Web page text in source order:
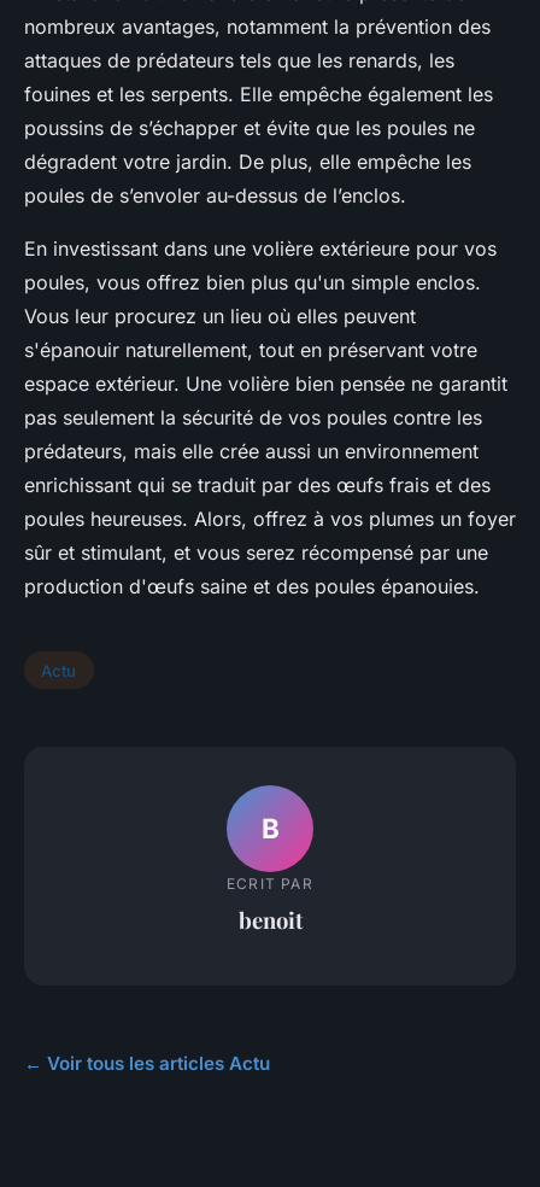
nombreux avantages, notamment la prévention des
attaques de prédateurs tels que les renards, les
fouines et les serpents. Elle empêche également les
poussins de s’échapper et évite que les poules ne
dégradent votre jardin. De plus, elle empêche les
poules de s’envoler au-dessus de l’enclos.
En investissant dans une volière extérieure pour vos
poules, vous offrez bien plus qu'un simple enclos.
Vous leur procurez un lieu où elles peuvent
s'épanouir naturellement, tout en préservant votre
espace extérieur. Une volière bien pensée ne garantit
pas seulement la sécurité de vos poules contre les
prédateurs, mais elle crée aussi un environnement
enrichissant qui se traduit par des œufs frais et des
poules heureuses. Alors, offrez à vos plumes un foyer
sûr et stimulant, et vous serez récompensé par une
production d'œufs saine et des poules épanouies.
Actu
B
ECRIT PAR
benoit
← Voir tous les articles Actu